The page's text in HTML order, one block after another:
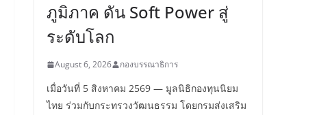
ภูมิภาค ดัน Soft Power สู่
ระดับโลก
August 6, 2026 กองบรรณาธิการ
เมื่อวันที่ 5 สิงหาคม 2569 — มูลนิธิกองทุนนิยม
ไทย ร่วมกับกระทรวงวัฒนธรรม โดยกรมส่งเสริม